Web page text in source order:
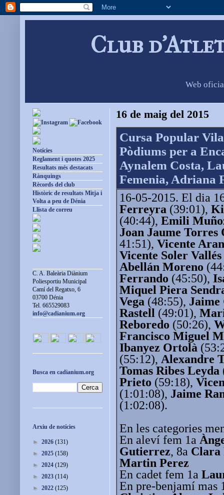
Club
Web
16 de maig del 2015
Cursa Popular
Pòdiums per a
Aynalem Costa,
Femenia, Adriana
16-05-2015. El dia
Ferreyra (39:01),
(40:44), Emili
Joan Jaume Torres
41:51), Vicente
Vicente Soler Vallés
Abellán Moreno
Ferrando (45:50),
Miquel Piera
Vega (48:55), Jaime
Rastell (49:01),
Reboredo (50:26),
Francisco Miguel
Ibanyez Ortolà
(55:12), Alexandre
Tomas Ribes Leyda
Prieto (59:18),
(1:01:08), Jaime
(1:02:08).
En les categories
En aleví fem 1a
Gutierrez, 8a Clara
Martin Perez
En cadet fem 1a
En pre-benjamí mas
Notícies
Reglament i quotes 2025
Resultats més destacats
Rànquings
Rècords del club
Històric de resultats Mitja i
Volta a peu de Dénia
Llista de correu
C. A. Baleària Diànium
Poliesportiu Municipal
Camí del Regatxo, 6
03700 Dénia
Tel. 665529083
info@cadianium.org
Busca en cadianium.org
Arxiu de notícies
► 2026 (131)
► 2025 (158)
► 2024 (129)
► 2023 (114)
► 2022 (125)